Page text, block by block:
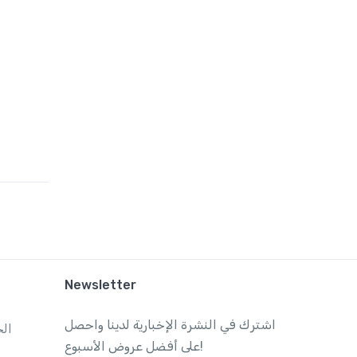
Newsletter
اشترك في النشرة الإخبارية لدينا واحصل
على أفضل عروض الأسبوع!